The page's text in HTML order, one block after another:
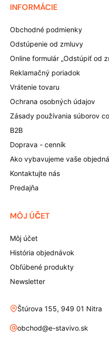
INFORMÁCIE
Obchodné podmienky
Odstúpenie od zmluvy
Online formulár „Odstúpiť od
Reklamačný poriadok
Vrátenie tovaru
Ochrana osobných údajov
Zásady používania súborov
B2B
Doprava - cenník
Ako vybavujeme vaše
Kontaktujte nás
Predajňa
MÔJ ÚČET
Môj účet
História objednávok
Obľúbené produkty
Newsletter
Štúrova 155, 949 01 Nitra
obchod@e-stavivo.sk